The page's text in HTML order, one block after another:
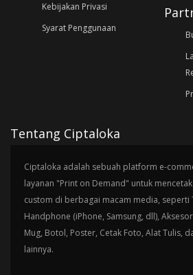
Kebijakan Privasi
Syarat Penggunaan
Tentang Ciptaloka
Ciptaloka adalah sebuah platform e-
layanan "Print on Demand" untuk
custom di berbagai macam media, seperti
Handphone (iPhone, Samsung, dll),
Mug, Botol, Poster, Cetak Foto, Alat Tulis,
lainnya.